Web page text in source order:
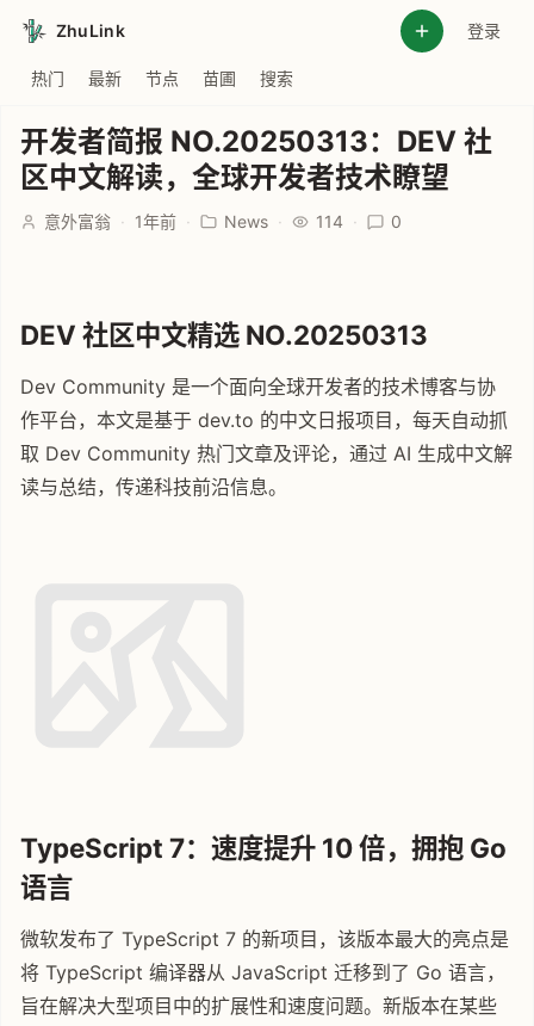
ZhuLink 登录
热门 最新 节点 苗圃 搜索
开发者简报 NO.20250313：DEV 社
区中文解读，全球开发者技术瞭望
意外富翁 · 1年前 · News · 114 · 0
DEV 社区中文精选 NO.20250313
Dev Community 是一个面向全球开发者的技术博客与协
作平台，本文是基于 dev.to 的中文日报项目，每天自动抓
取 Dev Community 热门文章及评论，通过 AI 生成中文解
读与总结，传递科技前沿信息。
TypeScript 7：速度提升 10 倍，拥抱 Go
语言
微软发布了 TypeScript 7 的新项目，该版本最大的亮点是
将 TypeScript 编译器从 JavaScript 迁移到了 Go 语言，
旨在解决大型项目中的扩展性和速度问题。新版本在某些